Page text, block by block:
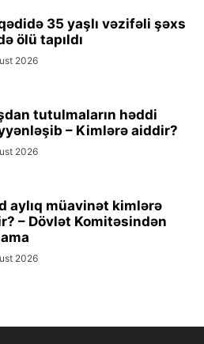
35 yaşlı vəzifəli şəxs
ölü tapıldı
2026
tutulmaların həddi
– Kimlərə aiddir?
2026
aylıq müavinət kimlərə
– Dövlət Komitəsindən
2026